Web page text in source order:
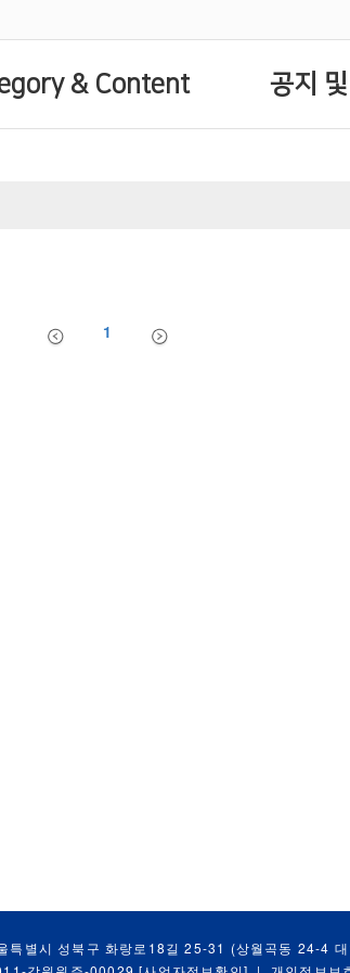
& Content 공지
1
특별시 성북구 화랑로18길 25-31 (상월곡동 24-4